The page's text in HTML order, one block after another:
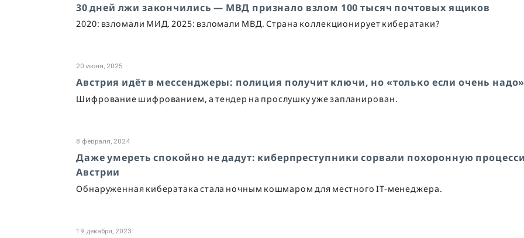
30 дней лжи закончились — МВД признало взлом 100 тысяч почтовых ящиков
2020: взломали МИД. 2025: взломали МВД. Страна коллекционирует кибератаки?
20 июня, 2025
Австрия идёт в мессенджеры: полиция получит ключи, но «только если очень
Шифрование шифрованием, а тендер на прослушку уже запланирован.
8 февраля, 2024
Даже умереть спокойно не дадут: киберпреступники сорвали похоронную
Австрии
Обнаруженная кибератака стала ночным кошмаром для местного IT-менеджера.
19 декабря, 2023